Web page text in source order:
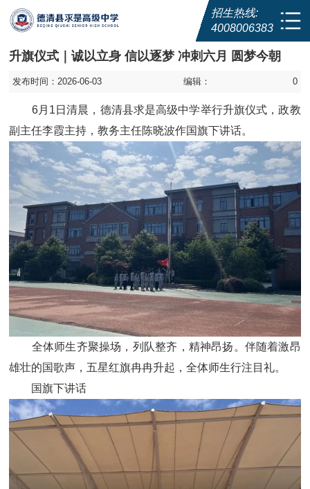
招生热线:
4008006383
升旗仪式｜诚以立身 信以逐梦 冲刺六月 圆梦今朝
发布时间：2026-06-03 编辑： 0
6月1日清晨，德清县求是高级中学举行升旗仪式，政教
副主任李霞主持，教务主任陈晓波作国旗下讲话。
全体师生齐聚操场，列队整齐，精神昂扬。伴随着激昂
雄壮的国歌声，五星红旗冉冉升起，全体师生行注目礼。
国旗下讲话